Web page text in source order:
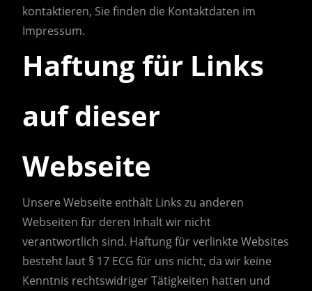
kontaktieren, Sie finden die Kontaktdaten im
Impressum.
Haftung für Links
auf dieser
Webseite
Unsere Webseite enthält Links zu anderen
Webseiten für deren Inhalt wir nicht
verantwortlich sind. Haftung für verlinkte Websites
besteht laut § 17 ECG für uns nicht, da wir keine
Kenntnis rechtswidriger Tätigkeiten hatten und